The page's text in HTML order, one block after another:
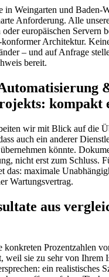
in Weingarten und Baden-
Anforderung. Alle
europäischen Servern
Architektur.
– und auf Anfrage
bereit.
kompakt
wir mit Blick auf die
auch ein anderer
könnte.
nicht erst zum Schluss.
das: maximale
Wartungsvertrag.
aus
konkreten Prozentzahlen
weil sie zu sehr von Ihrem
ein realistisches